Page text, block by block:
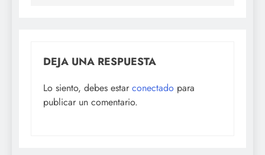
DEJA UNA RESPUESTA
Lo siento, debes estar conectado para
publicar un comentario.